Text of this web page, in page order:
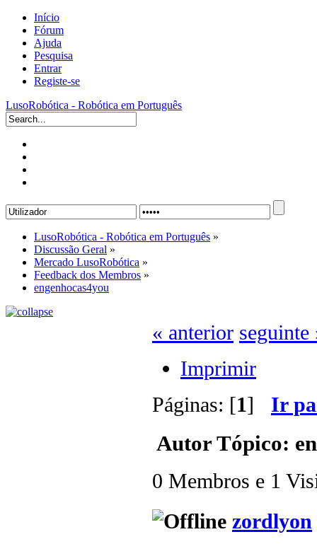
Início
Fórum
Ajuda
Pesquisa
Entrar
Registe-se
LusoRobótica - Robótica em Português
LusoRobótica - Robótica em Português »
Discussão Geral »
Mercado LusoRobótica »
Feedback dos Membros »
engenhocas4you
« anterior seguinte
Imprimir
Páginas: [1] Ir
AutorTópico:
0 Membros e 1
zordlyon